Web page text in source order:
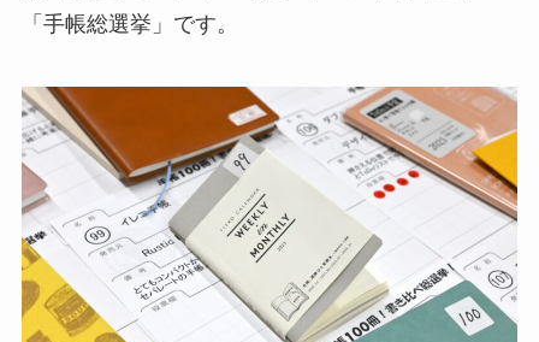
「手帳総選挙」です。